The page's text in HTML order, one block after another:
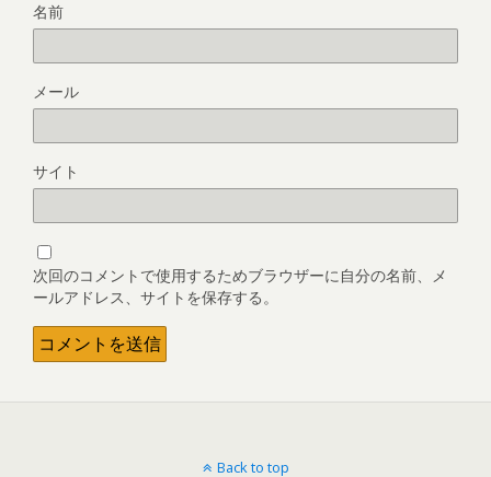
名前
メール
サイト
次回のコメントで使用するためブラウザーに自分の名前、メ
ールアドレス、サイトを保存する。
Back to top